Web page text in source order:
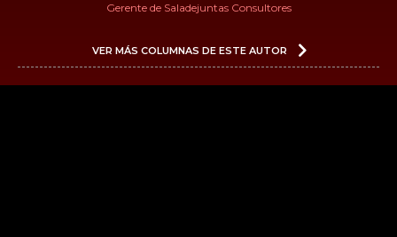
Gerente de Saladejuntas Consultores
VER MÁS COLUMNAS DE ESTE AUTOR